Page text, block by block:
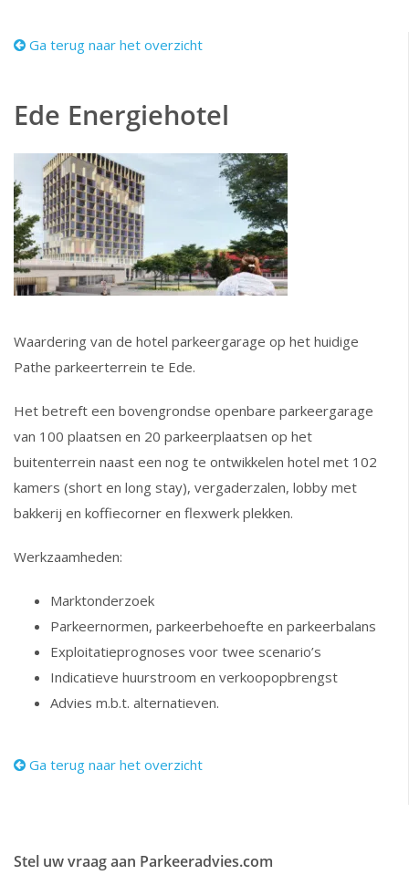
Ga terug naar het overzicht
Ede Energiehotel
Waardering van de hotel parkeergarage op het huidige
Pathe parkeerterrein te Ede.
Het betreft een bovengrondse openbare parkeergarage
van 100 plaatsen en 20 parkeerplaatsen op het
buitenterrein naast een nog te ontwikkelen hotel met 102
kamers (short en long stay), vergaderzalen, lobby met
bakkerij en koffiecorner en flexwerk plekken.
Werkzaamheden:
Marktonderzoek
Parkeernormen, parkeerbehoefte en parkeerbalans
Exploitatieprognoses voor twee scenario’s
Indicatieve huurstroom en verkoopopbrengst
Advies m.b.t. alternatieven.
Ga terug naar het overzicht
Stel uw vraag aan Parkeeradvies.com